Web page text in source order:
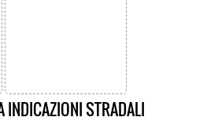
INDICAZIONI STRADALI